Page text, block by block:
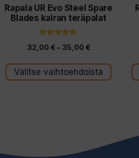
Rapala UR Evo Steel Spare
Blades kairan teräpalat
5:stä
32,00 € – 35,00 €Hintaluokka:
32,00 €
-
Valitse vaihtoehdoista
tuotteen
sivulla.